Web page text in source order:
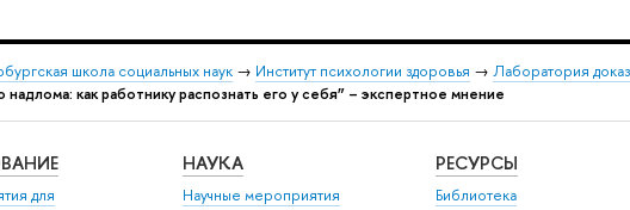
школа социальных наук → Институт психологии здоровья → Лаборатория
как работнику распознать его у себя” – экспертное мнение
для
НАУКА
Научные мероприятия
РЕСУРСЫ
Библиотека